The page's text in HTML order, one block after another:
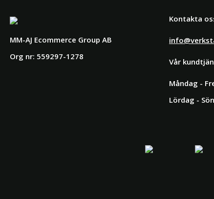
MM-AJ Ecommerce Group AB
Org nr: 559297-1278
Kontakta
Vår
Måndag -
Lördag -